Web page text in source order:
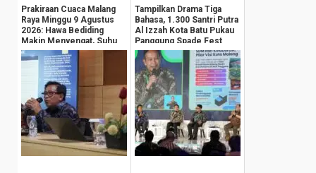
Prakiraan Cuaca Malang
Raya Minggu 9 Agustus
2026: Hawa Bediding
Makin Menyengat, Suhu
Pegunungan An...
Tampilkan Drama Tiga
Bahasa, 1.300 Santri Putra
Al Izzah Kota Batu Pukau
Panggung Spade Fest